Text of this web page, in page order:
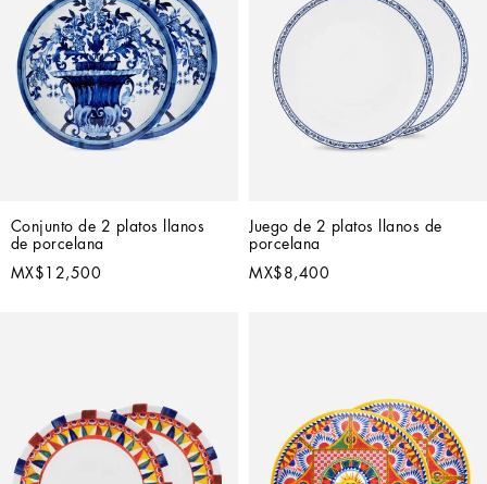
Conjunto de 2 platos llanos
de porcelana
MX$12,500
Juego de 2 platos llanos de
porcelana
MX$8,400